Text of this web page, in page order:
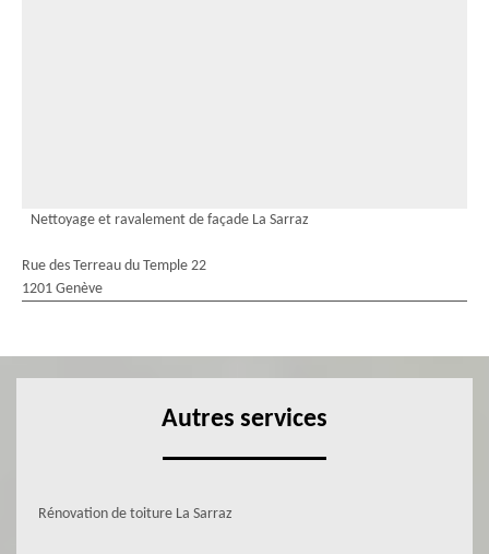
Nettoyage et ravalement de façade La Sarraz
Rue des Terreau du Temple 22
1201 Genève
Autres services
Rénovation de toiture La Sarraz